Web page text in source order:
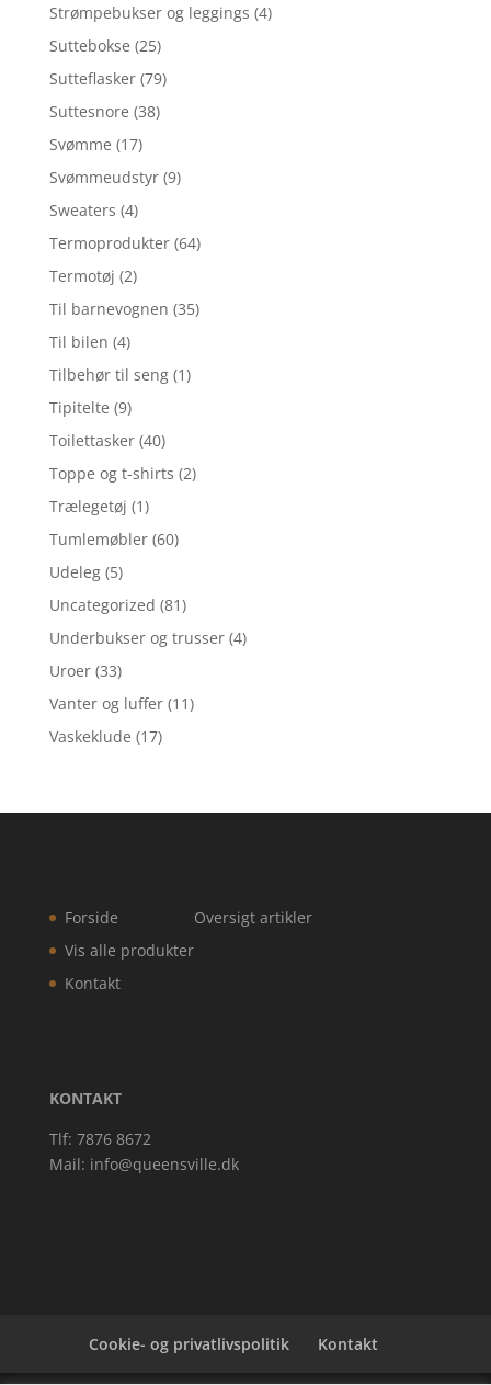
Strømpebukser og leggings (4)
Suttebokse (25)
Sutteflasker (79)
Suttesnore (38)
Svømme (17)
Svømmeudstyr (9)
Sweaters (4)
Termoprodukter (64)
Termotøj (2)
Til barnevognen (35)
Til bilen (4)
Tilbehør til seng (1)
Tipitelte (9)
Toilettasker (40)
Toppe og t-shirts (2)
Trælegetøj (1)
Tumlemøbler (60)
Udeleg (5)
Uncategorized (81)
Underbukser og trusser (4)
Uroer (33)
Vanter og luffer (11)
Vaskeklude (17)
Forside
Vis alle produkter
Kontakt
Oversigt artikler
KONTAKT
Tlf: 7876 8672
Mail: info@queensville.dk
Cookie- og privatlivspolitik Kontakt